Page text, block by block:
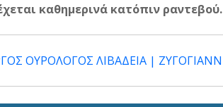
καθημερινά κατόπιν ραντεβού.